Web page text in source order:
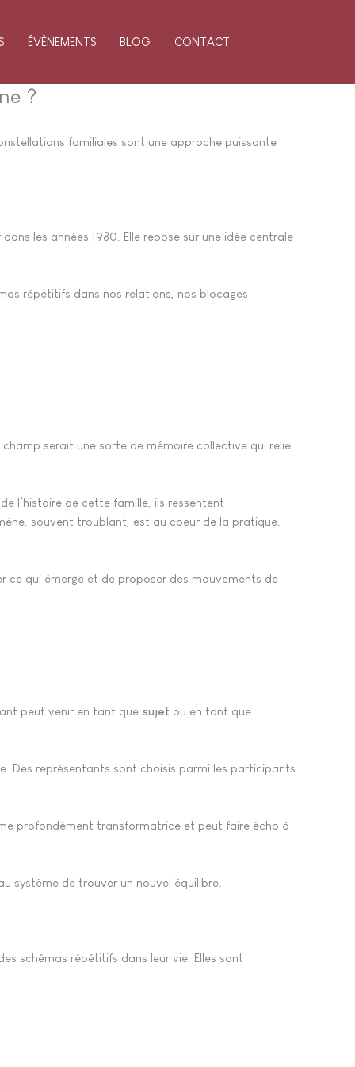
ÉVÈNEMENTS BLOG CONTACT
?
familiales sont une approche puissante
les années 1980. Elle repose sur une idée centrale
répétitifs dans nos relations, nos blocages
serait une sorte de mémoire collective qui relie
l’histoire de cette famille, ils ressentent
souvent troublant, est au coeur de la pratique.
ce qui émerge et de proposer des mouvements de
peut venir en tant que sujet ou en tant que
Des représentants sont choisis parmi les participants
profondément transformatrice et peut faire écho à
système de trouver un nouvel équilibre.
schémas répétitifs dans leur vie. Elles sont